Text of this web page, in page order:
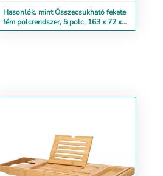
Hasonlók, mint Összecsukható fekete
fém polcrendszer, 5 polc, 163 x 72 x
34 cm